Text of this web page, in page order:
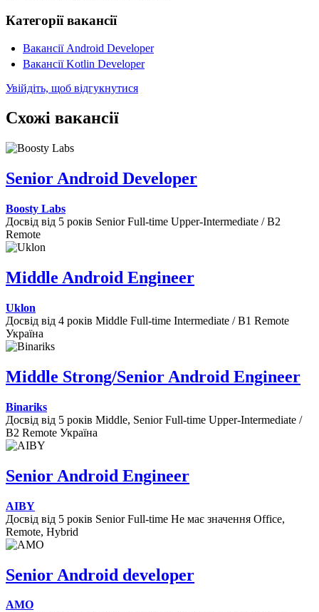
Категорії вакансії
Вакансії Android Developer
Вакансії Kotlin Developer
Увійдіть, щоб відгукнутися
Схожі вакансії
Senior Android Developer
Boosty Labs
Досвід від 5 років Senior Full-time Upper-Intermediate / B2
Remote
Middle Android Engineer
Uklon
Досвід від 4 років Middle Full-time Intermediate / B1 Remote
Україна
Middle Strong/Senior Android Engineer
Binariks
Досвід від 5 років Middle, Senior Full-time Upper-Intermediate /
B2 Remote Україна
Senior Android Engineer
AIBY
Досвід від 5 років Senior Full-time Не має значення Office,
Remote, Hybrid
Senior Android developer
AMO